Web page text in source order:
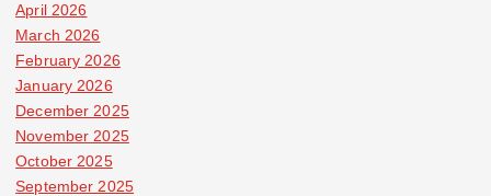
April 2026
March 2026
February 2026
January 2026
December 2025
November 2025
October 2025
September 2025